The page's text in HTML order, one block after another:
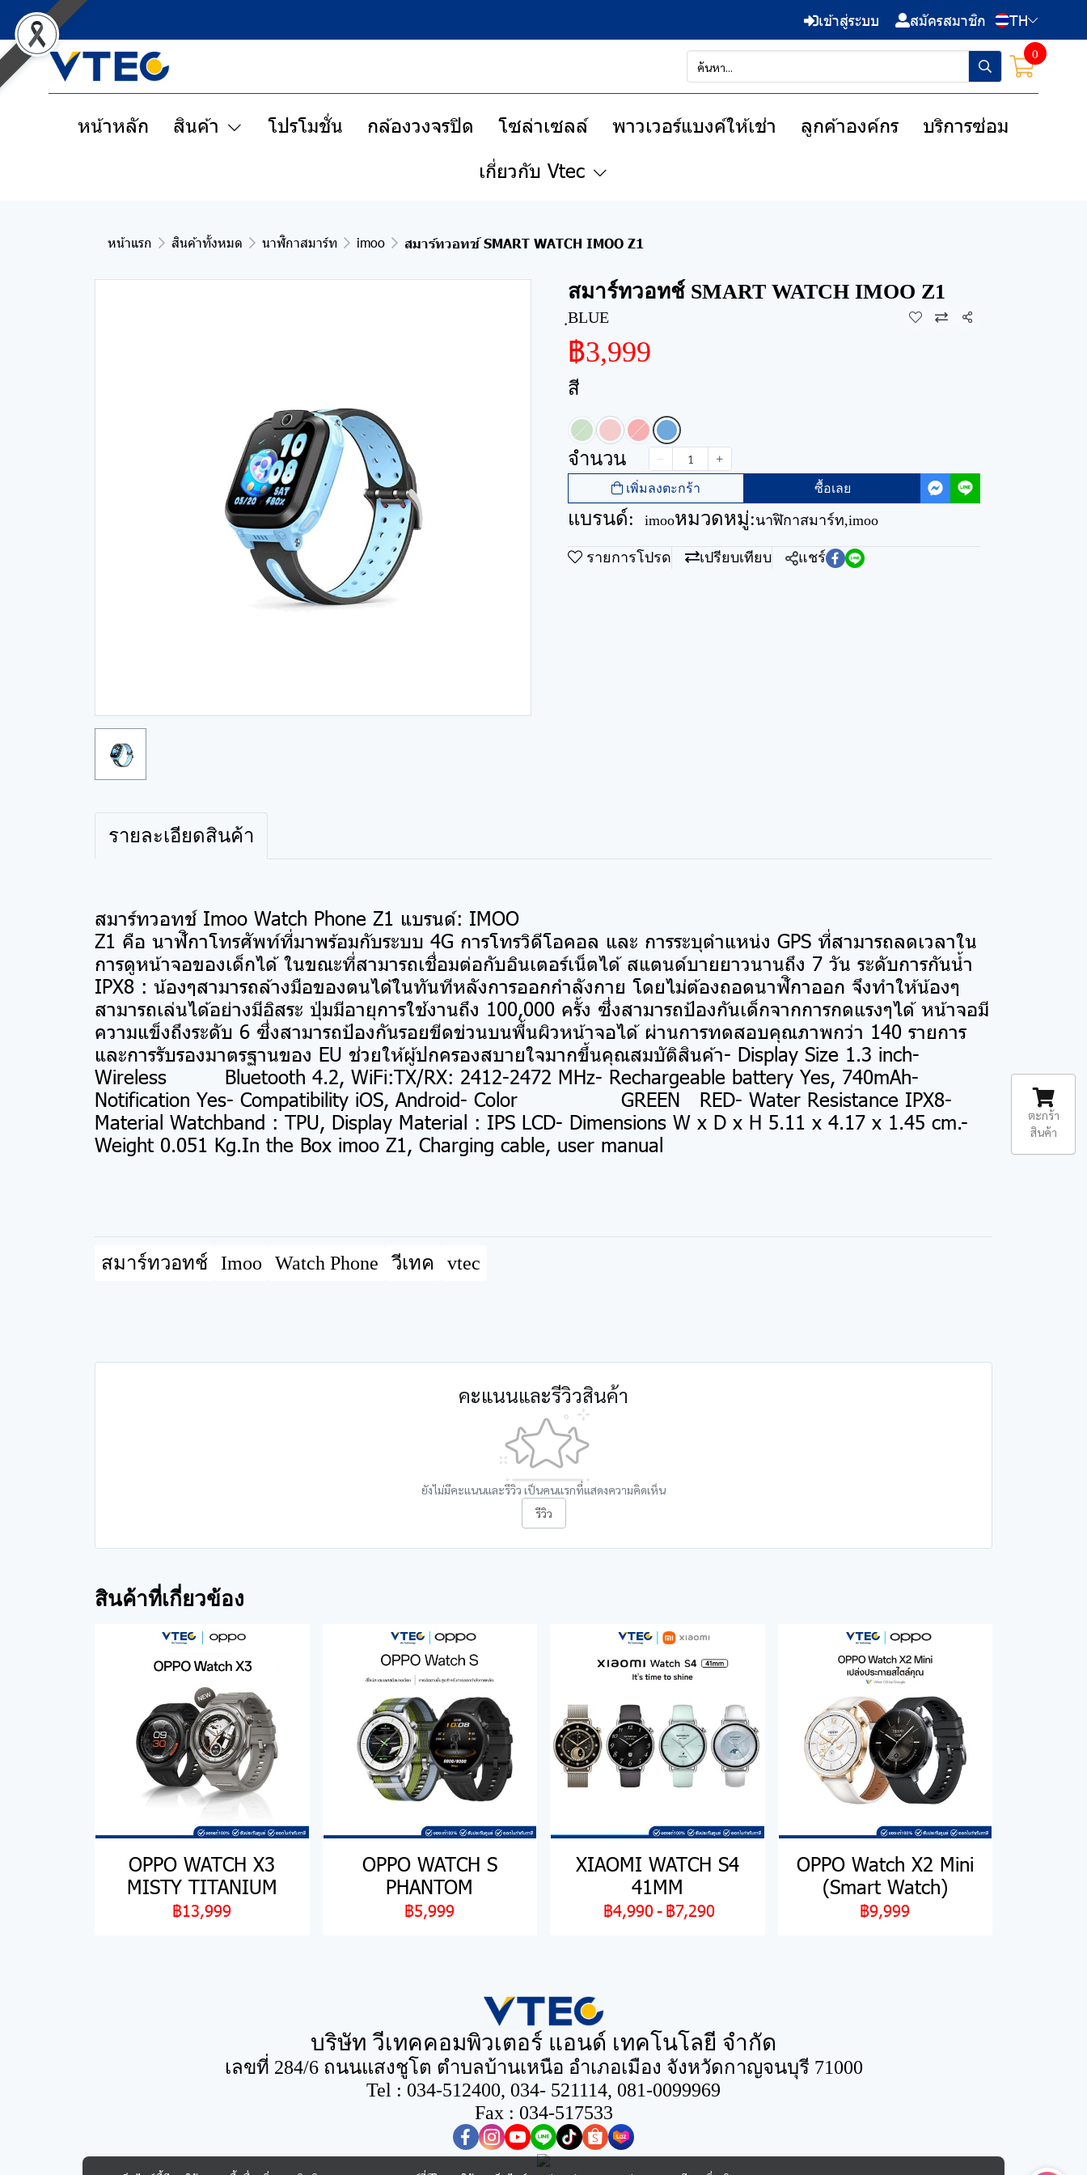
เข้าสู่ระบบ สมัครสมาชิก TH
0
หน้าหลัก สินค้า โปรโมชั่น กล้องวงจรปิด โซล่าเซลล์ พาวเวอร์แบงค์ให้เช่า ลูกค้าองค์กร
บริการซ่อม
เกี่ยวกับ Vtec
หน้าแรก สินค้าทั้งหมด นาฬิกาสมาร์ท imoo สมาร์ทวอทช์ SMART WATCH IMOO Z1
สมาร์ทวอทช์ SMART WATCH IMOO Z1
ฺBLUE แชร์
฿3,999
สี
จำนวน
เพิ่มลงตะกร้า ซื้อเลย
แบรนด์: imooหมวดหมู่:นาฬิกาสมาร์ท,imoo
รายการโปรด เปรียบเทียบ แชร์
รายละเอียดสินค้า
สมาร์ทวอทช์ Imoo Watch Phone Z1 แบรนด์: IMOO
Z1 คือ นาฬิกาโทรศัพท์ที่มาพร้อมกับระบบ 4G การโทรวิดีโอคอล และ การระบุตำแหน่ง GPS ที่สามารถลดเวลาใน
การดูหน้าจอของเด็กได้ ในขณะที่สามารถเชื่อมต่อกับอินเตอร์เน็ตได้ สแตนด์บายยาวนานถึง 7 วัน ระดับการกันน้ำ
IPX8 : น้องๆสามารถล้างมือของตนได้ในทันทีหลังการออกกำลังกาย โดยไม่ต้องถอดนาฬิกาออก จึงทำให้น้องๆ
สามารถเล่นได้อย่างมีอิสระ ปุ่มมีอายุการใช้งานถึง 100,000 ครั้ง ซึ่งสามารถป้องกันเด็กจากการกดแรงๆได้ หน้าจอมี
ความแข็งถึงระดับ 6 ซึ่งสามารถป้องกันรอยขีดข่วนบนพื้นผิวหน้าจอได้ ผ่านการทดสอบคุณภาพกว่า 140 รายการ
และการรับรองมาตรฐานของ EU ช่วยให้ผู้ปกครองสบายใจมากขึ้นคุณสมบัติสินค้า- Display Size 1.3 inch-
Wireless Bluetooth 4.2, WiFi:TX/RX: 2412-2472 MHz- Rechargeable battery Yes, 740mAh-
Notification Yes- Compatibility iOS, Android- Color GREEN RED- Water Resistance IPX8-
Material Watchband : TPU, Display Material : IPS LCD- Dimensions W x D x H 5.11 x 4.17 x 1.45 cm.-
Weight 0.051 Kg.In the Box imoo Z1, Charging cable, user manual
สมาร์ทวอทช์ Imoo Watch Phone วีเทค vtec
คะแนนและรีวิวสินค้า
ยังไม่มีคะแนนและรีวิว เป็นคนแรกที่แสดงความคิดเห็น
รีวิว
สินค้าที่เกี่ยวข้อง
OPPO WATCH X3
MISTY TITANIUM
฿13,999
OPPO WATCH S
PHANTOM
฿5,999
XIAOMI WATCH S4
41MM
฿4,990- ฿7,290
OPPO Watch X2 Mini
(Smart Watch)
฿9,999
บริษัท วีเทคคอมพิวเตอร์ แอนด์ เทคโนโลยี จำกัด
เลขที่ 284/6 ถนนแสงชูโต ตำบลบ้านเหนือ อำเภอเมือง จังหวัดกาญจนบุรี 71000
Tel : 034-512400, 034- 521114, 081-0099969
Fax : 034-517533
ตะกร้า
สินค้า